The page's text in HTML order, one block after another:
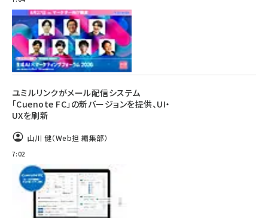
ユミルリンクがメール配信システム
「Cuenote FC」の新バージョンを提供、UI・
UXを刷新
山川 健（Web担 編集部）
7:02